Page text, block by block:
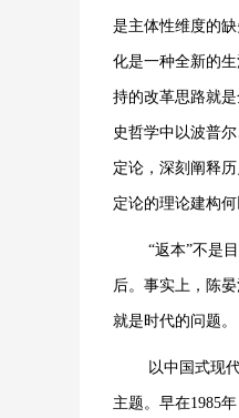
是主体性维度的
化是一种全新的
持的改革思路就
史哲学中以波普
定论，深刻阐释
定论的理论建构
“返本”不是
后。事实上，陈
就是时代的问题。
以中国式现
主题。早在1985